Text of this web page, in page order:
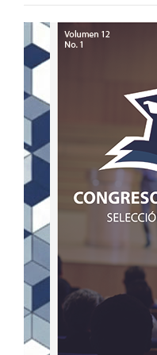
Barra
lateral
del
artículo